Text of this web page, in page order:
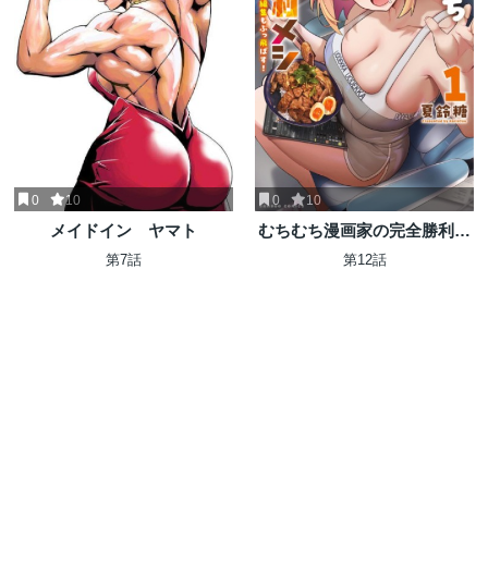
0 10
メイドイン ヤマト
第7話
0 10
むちむち漫画家の完全勝利メ
シ 最強ボディで余命も担当編
第12話